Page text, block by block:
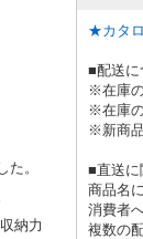
。
納力
★カタロ
■配送に
※在庫
※在庫
※新商
■直送に
商品名
消費者
複数の